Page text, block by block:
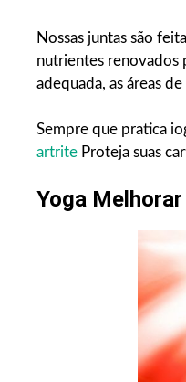
Nossas juntas são
nutrientes renovados
adequada, as áreas
Sempre que pratica
artrite Proteja suas
Yoga